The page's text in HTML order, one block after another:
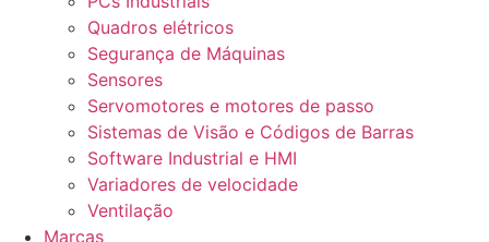
Quadros elétricos
Segurança de Máquinas
Sensores
Servomotores e motores de passo
Sistemas de Visão e Códigos de Barras
Software Industrial e HMI
Variadores de velocidade
Ventilação
Marcas